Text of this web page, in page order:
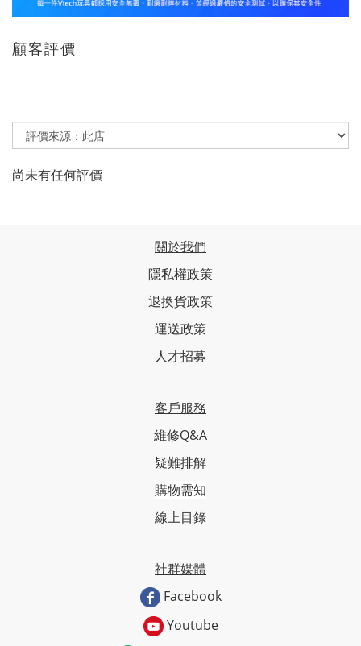
顧客評價
尚未有任何評價
關於我們
隱私權政策
退換貨政策
運送政策
人才招募
客戶服務
維修Q&A
疑難排解
購物需知
線上目錄
社群媒體
Facebook
Youtube